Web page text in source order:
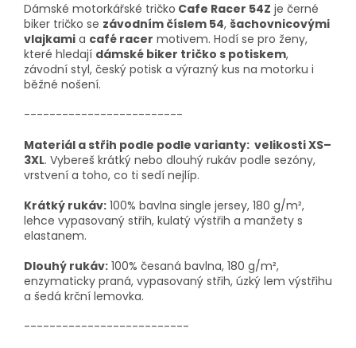
Dámské motorkářské tričko Cafe Racer 54Z je černé
biker tričko se závodním číslem 54, šachovnicovými
vlajkami a café racer motivem. Hodí se pro ženy,
které hledají dámské biker tričko s potiskem,
závodní styl, český potisk a výrazný kus na motorku i
běžné nošení.
-------------------------
Materiál a střih podle podle varianty: velikosti XS–
3XL. Vybereš krátký nebo dlouhý rukáv podle sezóny,
vrstvení a toho, co ti sedí nejlíp.
Krátký rukáv: 100% bavlna single jersey, 180 g/m²,
lehce vypasovaný střih, kulatý výstřih a manžety s
elastanem.
Dlouhý rukáv: 100% česaná bavlna, 180 g/m²,
enzymaticky praná, vypasovaný střih, úzký lem výstřihu
a šedá krční lemovka.
--------------------------